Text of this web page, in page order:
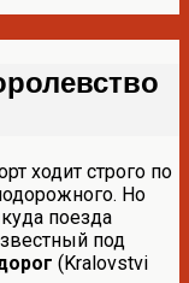
ходит строго по
Но
поезда
под
(Kralovstvi